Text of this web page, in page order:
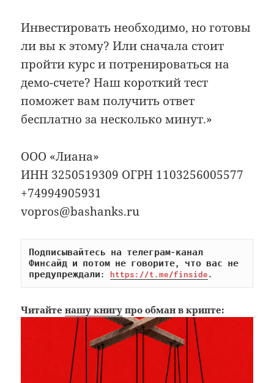
Инвестировать необходимо, но готовы
ли вы к этому? Или сначала стоит
пройти курс и потренироваться на
демо-счете? Наш короткий тест
поможет вам получить ответ
бесплатно за несколько минут.»
ООО «Лиана»
ИНН 3250519309 ОГРН 1103256005577
+74994905931
vopros@bashanks.ru
Подписывайтесь на телеграм-канал
Финсайд и потом не говорите, что вас не
предупреждали: https://t.me/finside.
Читайтенашу книгу про обман в крипте: